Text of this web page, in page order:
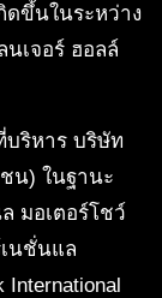
ดขึ้นในระหว่าง
เจอร์ ฮอลล์
บริหาร บริษัท
น) ในฐานะ
มอเตอร์โชว์
เนชั่นแล
International